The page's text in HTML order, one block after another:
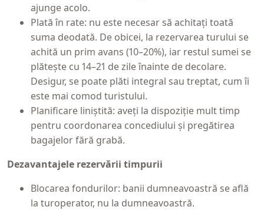
ajunge acolo.
Plată în rate: nu este necesar să achitați toată
suma deodată. De obicei, la rezervarea turului se
achită un prim avans (10–20%), iar restul sumei se
plătește cu 14–21 de zile înainte de decolare.
Desigur, se poate plăti integral sau treptat, cum îi
este mai comod turistului.
Planificare liniștită: aveți la dispoziție mult timp
pentru coordonarea concediului și pregătirea
bagajelor fără grabă.
Dezavantajele rezervării timpurii
Blocarea fondurilor: banii dumneavoastră se află
la turoperator, nu la dumneavoastră.